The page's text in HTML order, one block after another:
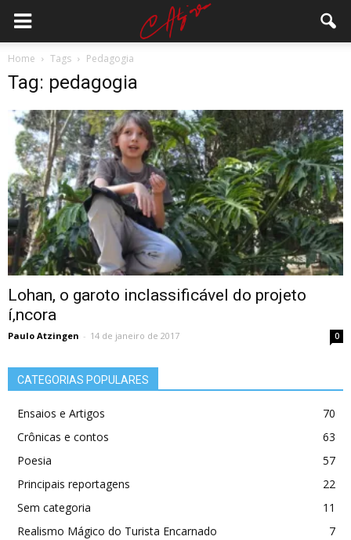
Home Tags Pedagogia
Tag: pedagogia
Lohan, o garoto inclassificável do projeto
í‚ncora
Paulo Atzingen - 14 de janeiro de 2017 0
CATEGORIAS POPULARES
Ensaios e Artigos
70
Crônicas e contos
63
Poesia
57
Principais reportagens
22
Sem categoria
11
Realismo Mágico do Turista Encarnado
7